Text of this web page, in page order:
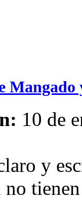
Mangado
10 de
y